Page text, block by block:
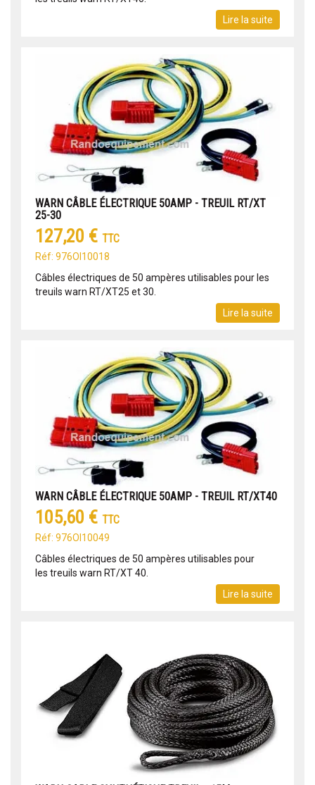
Lire la suite
WARN CÂBLE ÉLECTRIQUE 50AMP - TREUIL RT/XT
25-30
127,20 € TTC
Réf: 976OI10018
Câbles électriques de 50 ampères utilisables pour les
treuils warn RT/XT25 et 30.
Lire la suite
WARN CÂBLE ÉLECTRIQUE 50AMP - TREUIL RT/XT40
105,60 € TTC
Réf: 976OI10049
Câbles électriques de 50 ampères utilisables pour
les treuils warn RT/XT 40.
Lire la suite